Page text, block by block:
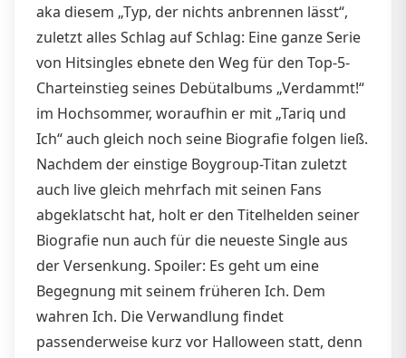
aka diesem „Typ, der nichts anbrennen lässt“,
zuletzt alles Schlag auf Schlag: Eine ganze Serie
von Hitsingles ebnete den Weg für den Top-5-
Charteinstieg seines Debütalbums „Verdammt!“
im Hochsommer, woraufhin er mit „Tariq und
Ich“ auch gleich noch seine Biografie folgen ließ.
Nachdem der einstige Boygroup-Titan zuletzt
auch live gleich mehrfach mit seinen Fans
abgeklatscht hat, holt er den Titelhelden seiner
Biografie nun auch für die neueste Single aus
der Versenkung. Spoiler: Es geht um eine
Begegnung mit seinem früheren Ich. Dem
wahren Ich. Die Verwandlung findet
passenderweise kurz vor Halloween statt, denn